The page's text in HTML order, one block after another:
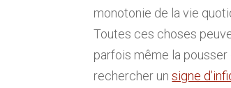
monotonie de la vie
Toutes ces choses
parfois même la pousser
rechercher unsigne